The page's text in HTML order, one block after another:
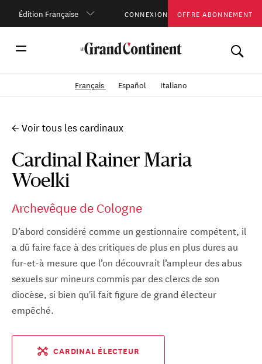
Édition Française CONNEXION OFFRE ABONNEMENT
Français Español Italiano
← Voir tous les cardinaux
Cardinal Rainer Maria
Woelki
Archevêque de Cologne
D’abord considéré comme un gestionnaire compétent, il
a dû faire face à des critiques de plus en plus dures au
fur-et-à mesure que l’on découvrait l’ampleur des abus
sexuels sur mineurs commis par des clercs de son
diocèse, si bien qu'il fait figure de grand électeur
empêché.
CARDINAL ÉLECTEUR